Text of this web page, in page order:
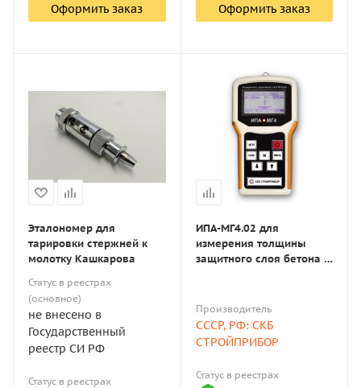
Оформить заказ Оформить заказ
Эталономер для
тарировки стержней к
молотку Кашкарова
Статус в реестрах
(основное)
не внесено в
Государственный
реестр СИ РФ
Статус в реестрах
ИПА-МГ4.02 для
измерения толщины
защитного слоя бетона и
Производитель
СССР, РФ: СКБ
СТРОЙПРИБОР
Статус в реестрах